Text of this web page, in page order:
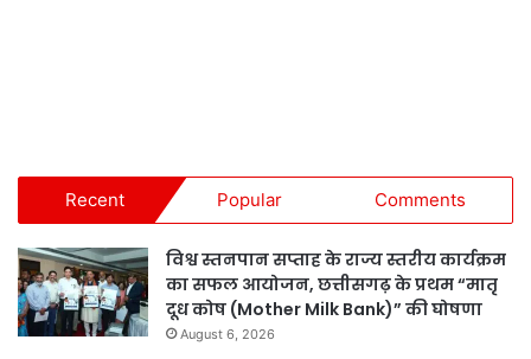
Recent Popular Comments
विश्व स्तनपान सप्ताह के राज्य स्तरीय कार्यक्रम
का सफल आयोजन, छत्तीसगढ़ के प्रथम “मातृ
दूध कोष (Mother Milk Bank)” की घोषणा
August 6, 2026